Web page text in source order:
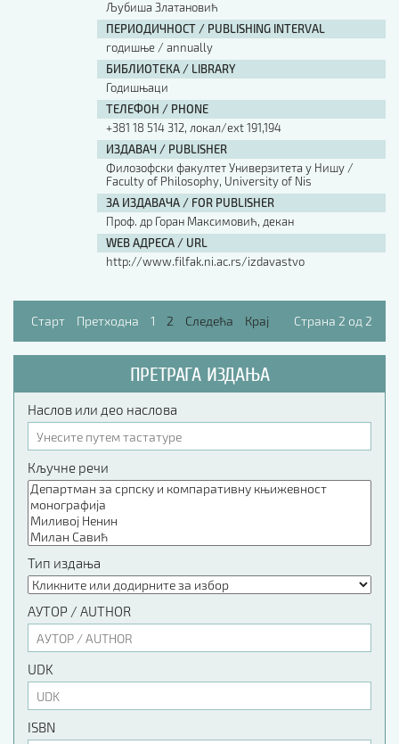
Љубиша Златановић
ПЕРИОДИЧНОСТ / PUBLISHING INTERVAL
годишње / annually
БИБЛИОТЕКА / LIBRARY
Годишњаци
ТЕЛЕФОН / PHONE
+381 18 514 312, локал/ext 191,194
ИЗДАВАЧ / PUBLISHER
Филозофски факултет Универзитета у Нишу /
Faculty of Philosophy, University of Nis
ЗА ИЗДАВАЧА / FOR PUBLISHER
Проф. др Горан Максимовић, декан
WEB АДРЕСА / URL
http://www.filfak.ni.ac.rs/izdavastvo
Старт Претходна 1 2 Следећа Крај Страна 2 од 2
ПРЕТРАГА ИЗДАЊА
Наслов или део наслова
Кључне речи
Тип издања
АУТОР / AUTHOR
UDK
ISBN